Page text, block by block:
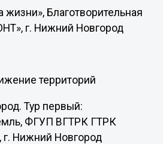
Благотворительная
г. Нижний Новгород
территорий
Тур первый:
ФГУП ВГТРК ГТРК
г. Нижний Новгород